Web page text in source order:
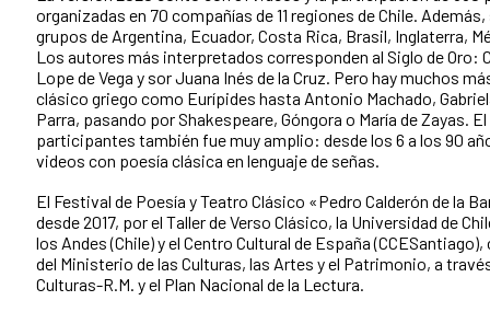
organizadas en 70 compañías de 11 regiones de Chile.
grupos de Argentina, Ecuador, Costa Rica, Brasil, Inglaterra,
Los autores más interpretados corresponden al Siglo de Oro:
Lope de Vega y sor Juana Inés de la Cruz. Pero hay muchos
clásico griego como Eurípides hasta Antonio Machado,
Parra, pasando por Shakespeare, Góngora o María de Zayas.
participantes también fue muy amplio: desde los 6 a los 90
videos con poesía clásica en lenguaje de señas.
El Festival de Poesía y Teatro Clásico «Pedro Calderón de la
desde 2017, por el Taller de Verso Clásico, la Universidad de
los Andes (Chile) y el Centro Cultural de España
del Ministerio de las Culturas, las Artes y el Patrimonio, a
Culturas-R.M. y el Plan Nacional de la Lectura.